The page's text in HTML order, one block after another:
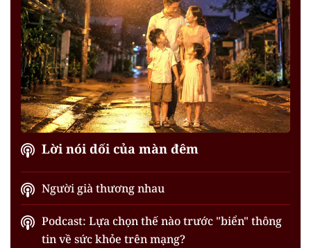
Lời nói dối của màn đêm
Người già thương nhau
Podcast: Lựa chọn thế nào trước "biển" thông
tin về sức khỏe trên mạng?